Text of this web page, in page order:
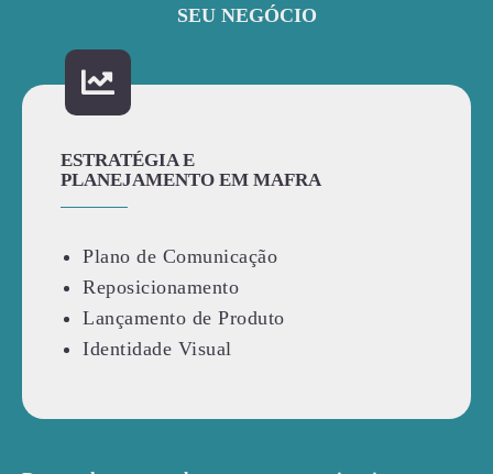
SEU NEGÓCIO
ESTRATÉGIA E
PLANEJAMENTO EM MAFRA
Plano de Comunicação
Reposicionamento
Lançamento de Produto
Identidade Visual